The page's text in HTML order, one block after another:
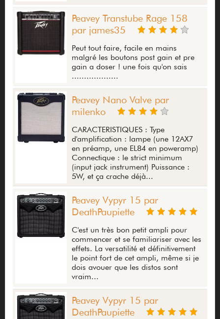
Peavey Transtube Rage 158
par james35
Peut tout faire, facile en mains
malgré les boutons post gain et pre
gain a doser ! une fois qu'on sais
...................
Peavey Nano Valve par
milenko
CARACTERISTIQUES : Type
d'amplification : lampe (une 12AX7
en préamp, une EL84 en poweramp)
Connectique : le strict minimum
(input jack instrument) Puissance :
5W, et ça crache déjà...
Peavey Vypyr 15 par
DeathPaupiette
C'est un très bon petit ampli pour
commencer et se familiariser avec les
effets. La versatilité et définitivement
le point fort de cet ampli, même si je
dois avouer que les distos sont
vraim...
Peavey Vypyr 15 par
DeathPaupiette